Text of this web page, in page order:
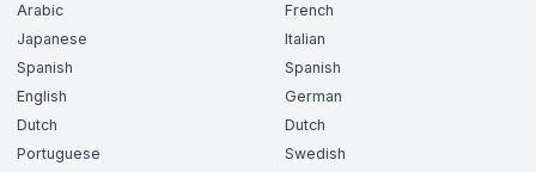
Arabic
Japanese
Spanish
English
Dutch
Portuguese
French
Italian
Spanish
German
Dutch
Swedish